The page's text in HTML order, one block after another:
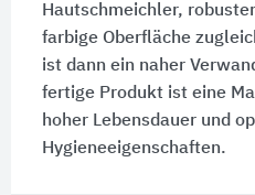
Hautschmeichler,
farbige Oberfläche
ist dann ein naher
fertige Produkt ist eine
hoher Lebensdauer und
Hygieneeigenschaften.